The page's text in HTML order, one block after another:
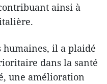
ainsi à
humaines, il a plaidé
dans la santé
une amélioration